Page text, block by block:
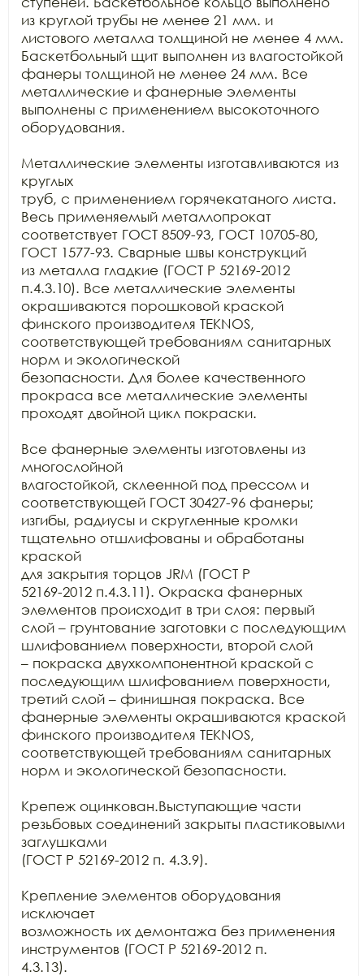
из круглой трубы не менее 21 мм. и
листового металла толщиной не менее 4 мм.
Баскетбольный щит выполнен из влагостойкой
фанеры толщиной не менее 24 мм. Все
металлические и фанерные элементы
выполнены с применением высокоточного
оборудования.
Металлические элементы изготавливаются из
круглых
труб, с применением горячекатаного листа.
Весь применяемый металлопрокат
соответствует ГОСТ 8509-93, ГОСТ 10705-80,
ГОСТ 1577-93. Сварные швы конструкций
из металла гладкие (ГОСТ Р 52169-2012
п.4.3.10). Все металлические элементы
окрашиваются порошковой краской
финского производителя TEKNOS,
соответствующей требованиям санитарных
норм и экологической
безопасности. Для более качественного
прокраса все металлические элементы
проходят двойной цикл покраски.
Все фанерные элементы изготовлены из
многослойной
влагостойкой, склеенной под прессом и
соответствующей ГОСТ 30427-96 фанеры;
изгибы, радиусы и скругленные кромки
тщательно отшлифованы и обработаны
краской
для закрытия торцов JRM (ГОСТ Р
52169-2012 п.4.3.11). Окраска фанерных
элементов происходит в три слоя: первый
слой – грунтование заготовки с последующим
шлифованием поверхности, второй слой
– покраска двухкомпонентной краской с
последующим шлифованием поверхности,
третий слой – финишная покраска. Все
фанерные элементы окрашиваются краской
финского производителя TEKNOS,
соответствующей требованиям санитарных
норм и экологической безопасности.
Крепеж оцинкован.Выступающие части
резьбовых соединений закрыты пластиковыми
заглушками
(ГОСТ Р 52169-2012 п. 4.3.9).
Крепление элементов оборудования
исключает
возможность их демонтажа без применения
инструментов (ГОСТ Р 52169-2012 п.
4.3.13).